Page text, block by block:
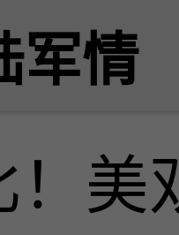
军情
！